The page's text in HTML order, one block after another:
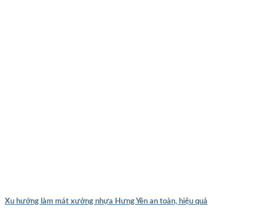
Xu hướng làm mát xưởng nhựa Hưng Yên an toàn, hiệu quả